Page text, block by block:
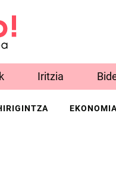
Iritzia
EKONOMIA